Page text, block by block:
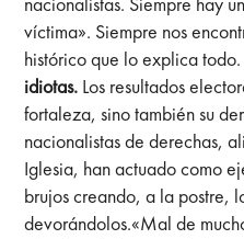
víctima». Siempre nos
histórico que lo explica todo.
idiotas. Los resultados
fortaleza, sino también su
nacionalistas de derechas,
Iglesia, han actuado como
brujos creando, a la postre,
devorándolos.«Mal de